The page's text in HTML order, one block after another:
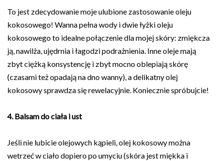
To jest zdecydowanie moje ulubione zastosowanie oleju
kokosowego! Wanna pełna wody i dwie łyżki oleju
kokosowego to idealne połączenie dla mojej skóry: zmiękcza
ją, nawilża, ujędrnia i łagodzi podrażnienia. Inne oleje mają
zbyt ciężką konsystencję i zbyt mocno oblepiają skórę
(czasami też opadają na dno wanny), a delikatny olej
kokosowy sprawdza się rewelacyjnie. Koniecznie spróbujcie!
4. Balsam do ciała i ust
Jeśli nie lubicie olejowych kąpieli, olej kokosowy można
wetrzeć w ciało dopiero po umyciu (skóra jest miękka i